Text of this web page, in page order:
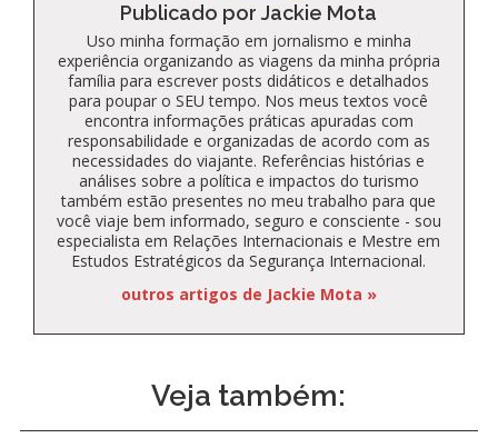
Publicado por Jackie Mota
Uso minha formação em jornalismo e minha
experiência organizando as viagens da minha própria
família para escrever posts didáticos e detalhados
para poupar o SEU tempo. Nos meus textos você
encontra informações práticas apuradas com
responsabilidade e organizadas de acordo com as
necessidades do viajante. Referências histórias e
análises sobre a política e impactos do turismo
também estão presentes no meu trabalho para que
você viaje bem informado, seguro e consciente - sou
especialista em Relações Internacionais e Mestre em
Estudos Estratégicos da Segurança Internacional.
outros artigos de Jackie Mota »
Veja também: